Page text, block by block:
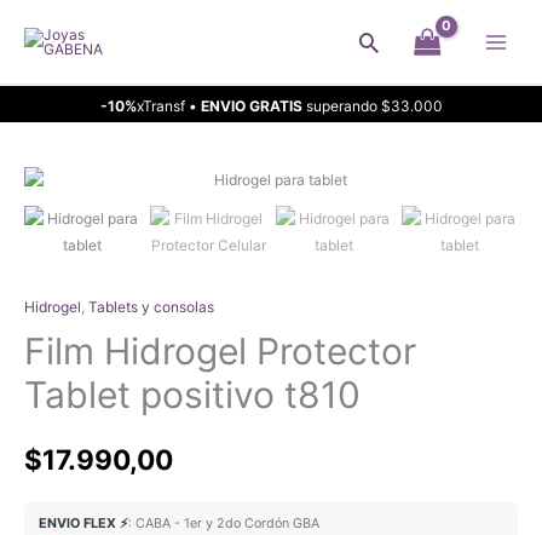
Buscar
-10%xTransf • ENVIO GRATISsuperando $33.000
Hidrogel, Tablets y consolas
Film Hidrogel Protector
Tablet positivo t810
$17.990,00
ENVIO FLEX ⚡: CABA - 1er y 2do Cordón GBA